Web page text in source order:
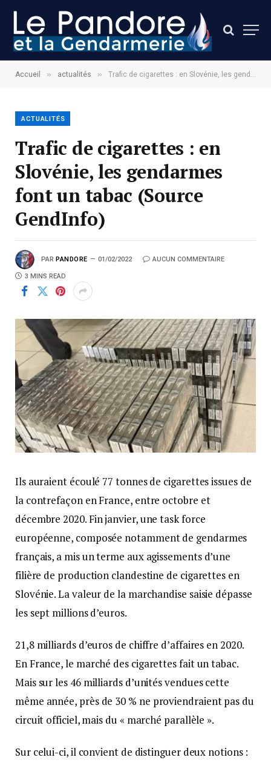
Accueil » actualités » Trafic de cigarettes : en Slovénie, les gendarmes font un tabac (Source GendInfo)
ACTUALITÉS
Trafic de cigarettes : en
Slovénie, les gendarmes
font un tabac (Source
GendInfo)
PAR PANDORE 01/02/2022 AUCUN COMMENTAIRE
3 MINS READ
Ils auraient écoulé 77 tonnes de cigarettes issues de
la contrefaçon en France, entre octobre et
décembre 2020. Fin janvier, une task force
européenne, composée notamment de gendarmes
français, a mis un terme aux agissements d’une
filière de production clandestine de cigarettes en
Slovénie. La valeur de la marchandise saisie dépasse
les sept millions d’euros.
21,8 milliards d’euros de chiffre d’affaires en 2020.
En France, le marché des cigarettes fait un tabac.
Mais sur les 46 milliards d’unités vendues cette
même année, près de 30 % ne proviendraient pas du
circuit officiel, mais du « marché parallèle ».
Sur celui-ci, il convient de distinguer deux notions :